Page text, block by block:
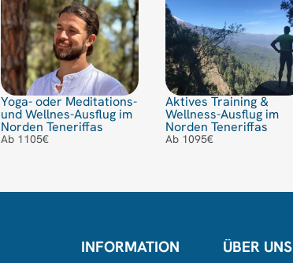
Yoga- oder Meditations-
und Wellnes-Ausflug im
Norden Teneriffas
Ab 1105€
Aktives Training &
Wellness-Ausflug im
Norden Teneriffas
Ab 1095€
INFORMATION ÜBER UNS